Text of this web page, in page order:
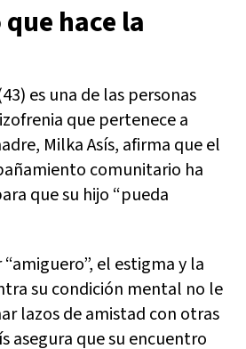
hace la
es una de las personas
que pertenece a
Milka Asís, afirma que el
comunitario ha
que su hijo “pueda
el estigma y la
su condición mental no le
lazos de amistad con otras
asegura que su encuentro